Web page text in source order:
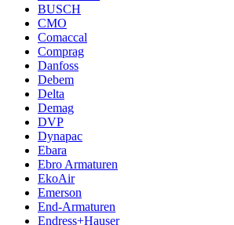
BUSCH
CMO
Comaccal
Comprag
Danfoss
Debem
Delta
Demag
DVP
Dynapac
Ebara
Ebro Armaturen
EkoAir
Emerson
End-Armaturen
Endress+Hauser